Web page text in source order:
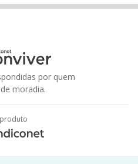
por quem
moradia.